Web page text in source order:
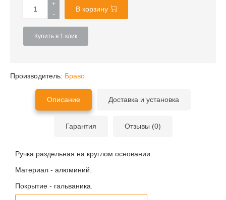
+
-
В корзину
Купить в 1 клик
Производитель: Браво
Описание Доставка и установка
Гарантия Отзывы (0)
Ручка раздельная на круглом основании.
Материал - алюминий.
Покрытие - гальваника.